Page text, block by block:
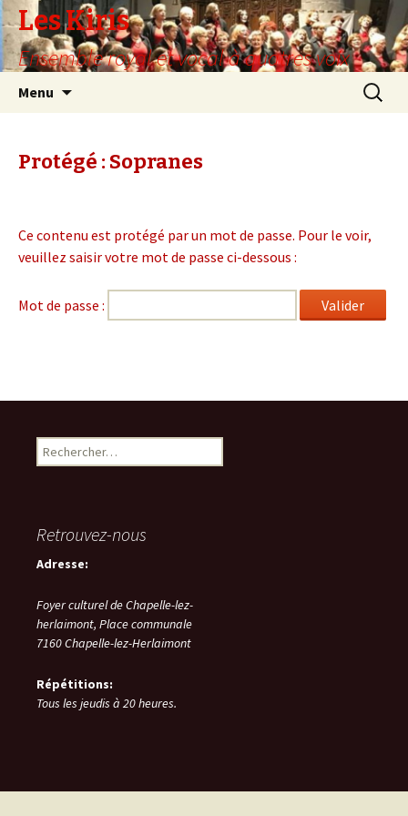
Les Kiris
Ensemble royal et vocal à quatres voix
Menu
Protégé : Sopranes
Ce contenu est protégé par un mot de passe. Pour le voir,
veuillez saisir votre mot de passe ci-dessous :
Mot de passe :
Rechercher :
Retrouvez-nous
Adresse:
Foyer culturel de Chapelle-lez-
herlaimont, Place communale
7160Chapelle-lez-Herlaimont
Répétitions:
Tous les jeudis à 20 heures.